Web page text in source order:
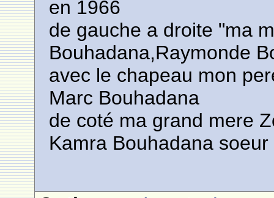
en 1966
de gauche a droite "ma
Bouhadana,Raymonde
avec le chapeau mon
Marc Bouhadana
de coté ma grand mere
Kamra Bouhadana